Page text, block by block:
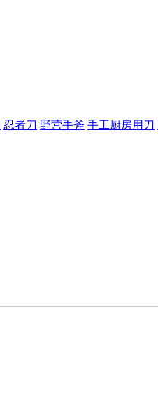
忍者刀 野营手斧 手工厨房用刀